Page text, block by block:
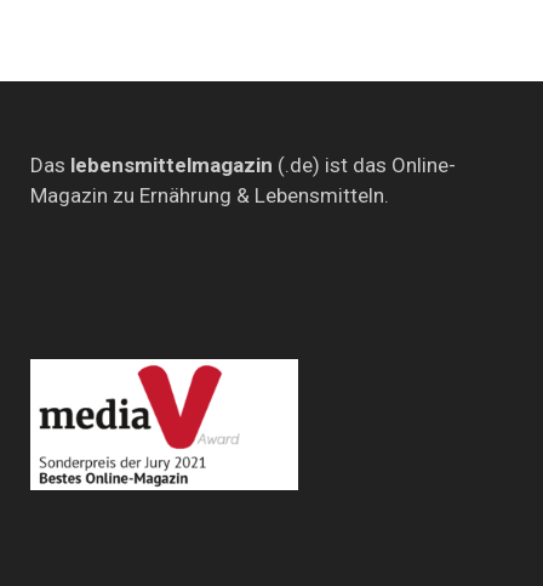
Das lebensmittelmagazin (.de) ist das Online-
Magazin zu Ernährung & Lebensmitteln.